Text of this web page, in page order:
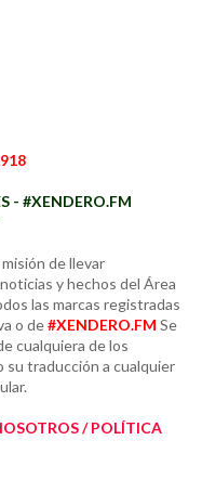
- #XENDERO.FM
de llevar
y hechos del Área
las marcas registradas
o de#XENDERO.FM Se
cualquiera de los
su traducción a cualquier
/ POLÍTICA